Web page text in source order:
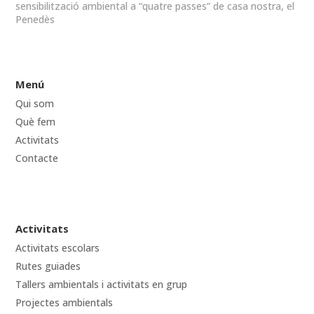
sensibilització ambiental a “quatre passes” de casa nostra, el
Penedès
Menú
Qui som
Què fem
Activitats
Contacte
Activitats
Activitats escolars
Rutes guiades
Tallers ambientals i activitats en grup
Projectes ambientals